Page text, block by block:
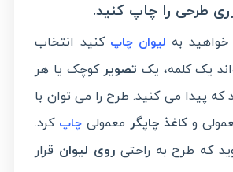
به لیوان چاپ کنید انتخاب
یک کلمه، یک تصویر کوچک یا هر
پیدا می کنید. طرح را می توان با
و کاغذ چاپگر معمولیچاپ کرد.
که طرح به راحتی روی لیوان قرار